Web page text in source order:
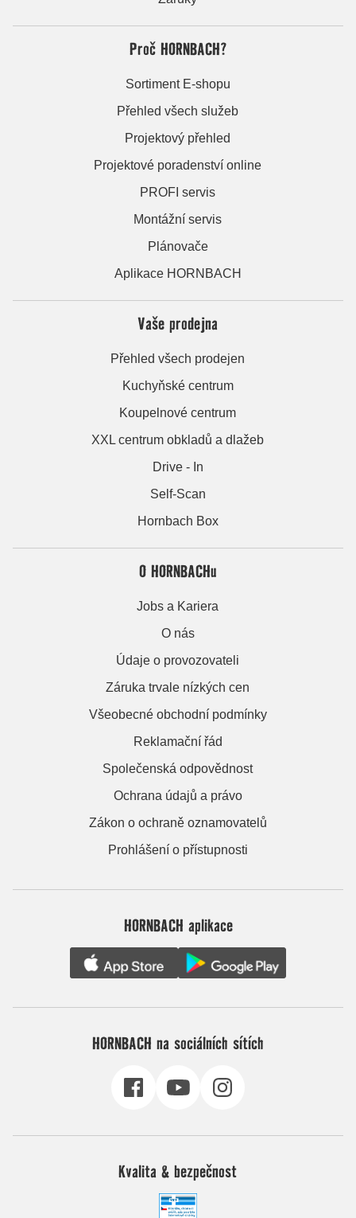
Proč HORNBACH?
Sortiment E-shopu
Přehled všech služeb
Projektový přehled
Projektové poradenství online
PROFI servis
Montážní servis
Plánovače
Aplikace HORNBACH
Vaše prodejna
Přehled všech prodejen
Kuchyňské centrum
Koupelnové centrum
XXL centrum obkladů a dlažeb
Drive - In
Self-Scan
Hornbach Box
O HORNBACHu
Jobs a Kariera
O nás
Údaje o provozovateli
Záruka trvale nízkých cen
Všeobecné obchodní podmínky
Reklamační řád
Společenská odpovědnost
Ochrana údajů a právo
Zákon o ochraně oznamovatelů
Prohlášení o přístupnosti
HORNBACH aplikace
HORNBACH na sociálních sítích
Kvalita & bezpečnost